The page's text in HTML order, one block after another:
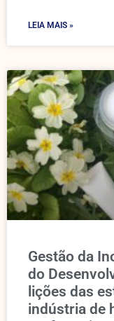
LEIA MAIS »
Gestão da
do
lições das
indústria de